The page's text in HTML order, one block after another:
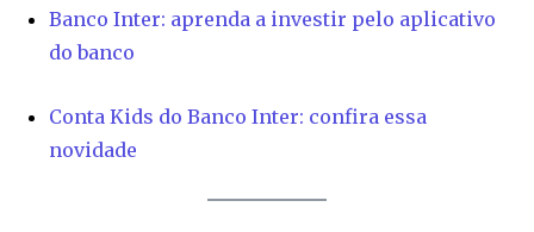
SUBSCRIBERS and be part of the
conversation.
To subscribe, simply enter your email address on our website
Banco Inter: aprenda a investir pelo aplicativo
do banco
Conta Kids do Banco Inter: confira essa
novidade